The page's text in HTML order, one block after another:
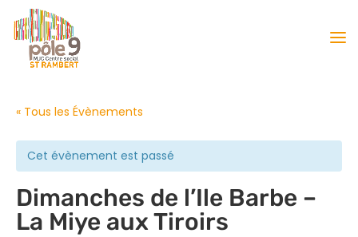
« Tous les Évènements
Cet évènement est passé
Dimanches de l’Ile Barbe –
La Miye aux Tiroirs